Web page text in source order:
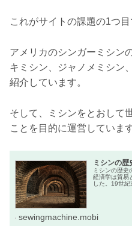
これがサイトの課題の1つ目
アメリカのシンガーミシン
キミシン、ジャノメミシン
紹介しています。
そして、ミシンをとおして
ことを目的に運営しています
ミシンの
ミシンの歴史
経済学は貿易
した。19世紀
sewingmachine.mobi